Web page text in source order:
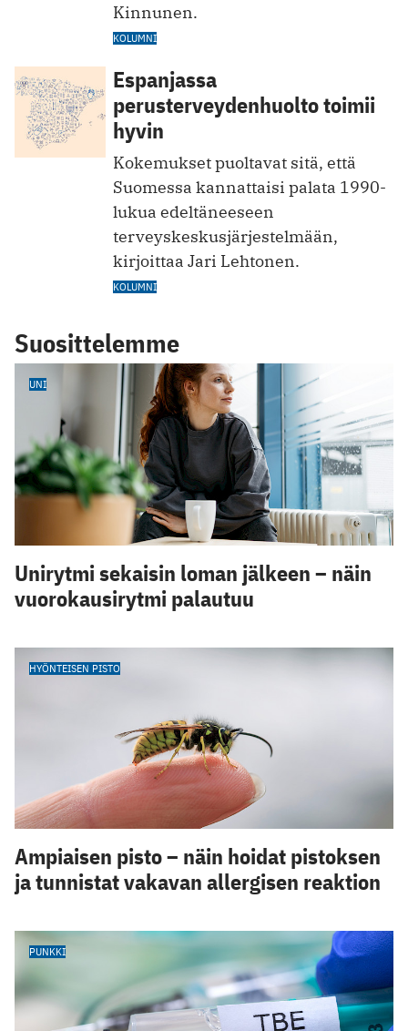
Kinnunen.
KOLUMNI
Espanjassa
perusterveydenhuolto toimii
hyvin
Kokemukset puoltavat sitä, että
Suomessa kannattaisi palata 1990-
lukua edeltäneeseen
terveyskeskusjärjestelmään,
kirjoittaa Jari Lehtonen.
KOLUMNI
Suosittelemme
UNI
Unirytmi sekaisin loman jälkeen – näin
vuorokausirytmi palautuu
HYÖNTEISEN PISTO
Ampiaisen pisto – näin hoidat pistoksen
ja tunnistat vakavan allergisen reaktion
PUNKKI